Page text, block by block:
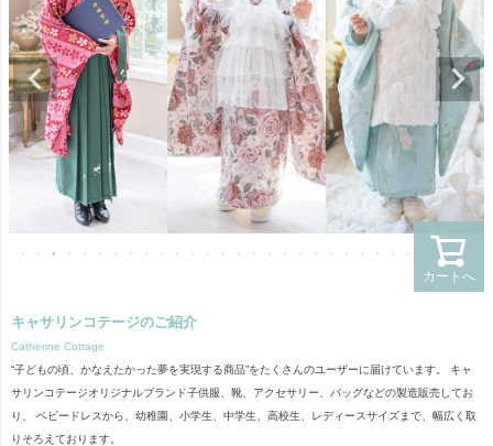
カートへ
キャサリンコテージのご紹介
Catherine Cottage
“子どもの頃、かなえたかった夢を実現する商品”をたくさんのユーザーに届けています。 キャ
サリンコテージオリジナルブランド子供服、靴、アクセサリー、バッグなどの製造販売してお
り、 ベビードレスから、幼稚園、小学生、中学生、高校生、レディースサイズまで、幅広く取
りそろえております。